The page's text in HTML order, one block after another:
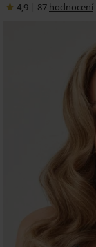
4,9 87 hodnocení